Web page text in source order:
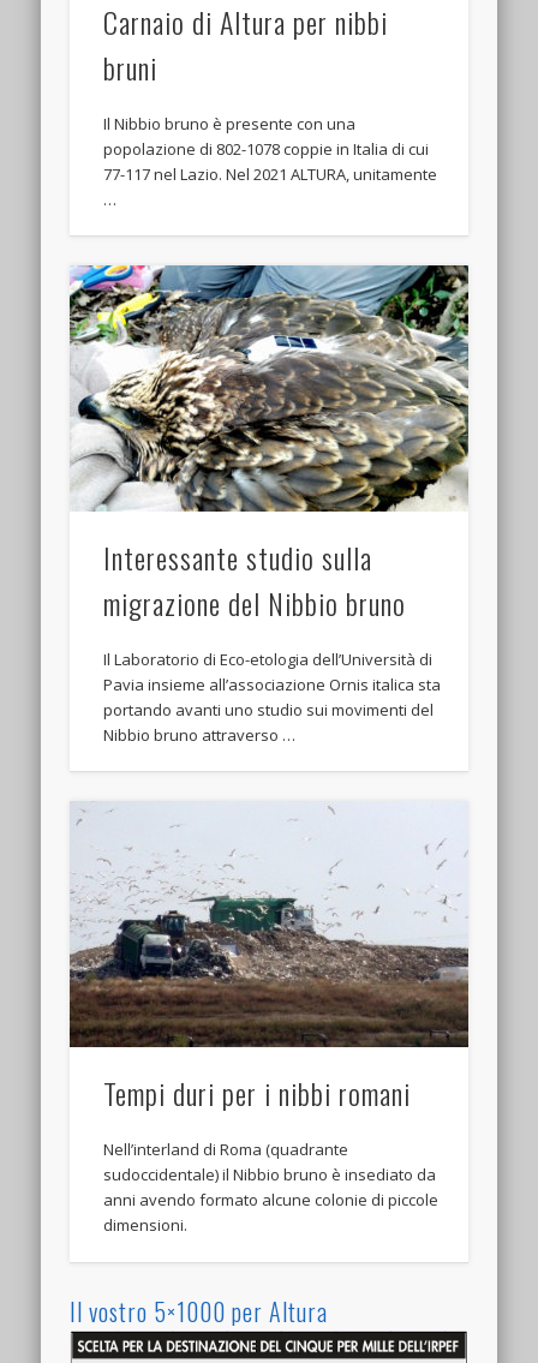
Carnaio di Altura per nibbi
bruni
Il Nibbio bruno è presente con una
popolazione di 802-1078 coppie in Italia di cui
77-117 nel Lazio. Nel 2021 ALTURA, unitamente
…
Interessante studio sulla
migrazione del Nibbio bruno
Il Laboratorio di Eco-etologia dell’Università di
Pavia insieme all’associazione Ornis italica sta
portando avanti uno studio sui movimenti del
Nibbio bruno attraverso …
Tempi duri per i nibbi romani
Nell’interland di Roma (quadrante
sudoccidentale) il Nibbio bruno è insediato da
anni avendo formato alcune colonie di piccole
dimensioni.
Il vostro 5×1000 per Altura